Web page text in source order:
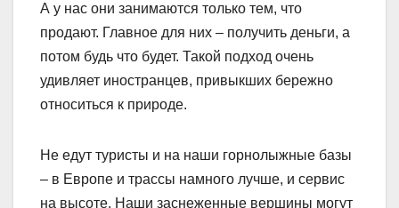
А у нас они занимаются только тем, что
продают. Главное для них – получить деньги, а
потом будь что будет. Такой подход очень
удивляет иностранцев, привыкших бережно
относиться к природе.
Не едут туристы и на наши горнолыжные базы
– в Европе и трассы намного лучше, и сервис
на высоте. Наши заснеженные вершины могут